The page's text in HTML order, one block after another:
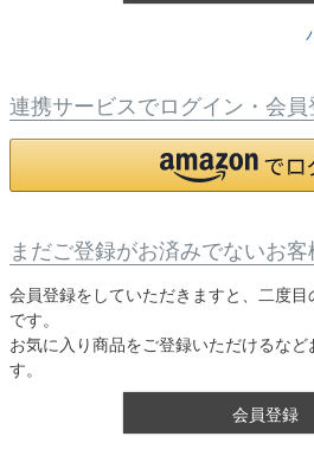
連携サービスでログイン・会員
まだご登録がお済みでないお客
会員登録をしていただきますと、二度目
です。
お気に入り商品をご登録いただけるなど
す。
会員登録